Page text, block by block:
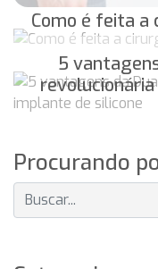
Como é feita a
5
Procurando